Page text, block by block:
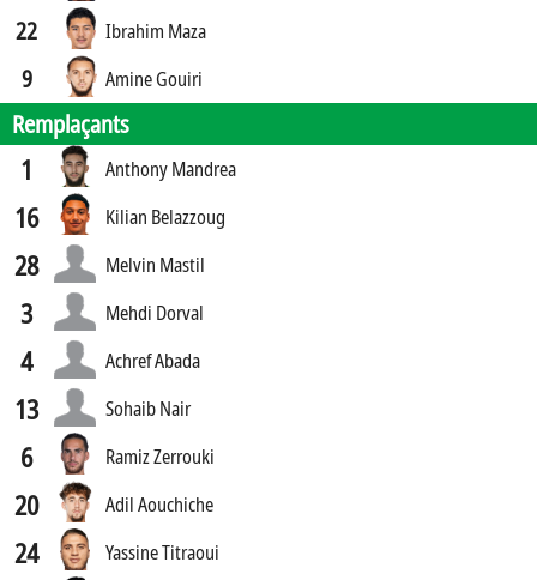
22 Ibrahim Maza
9 Amine Gouiri
Remplaçants
1 Anthony Mandrea
16 Kilian Belazzoug
28 Melvin Mastil
3 Mehdi Dorval
4 Achref Abada
13 Sohaib Nair
6 Ramiz Zerrouki
20 Adil Aouchiche
24 Yassine Titraoui